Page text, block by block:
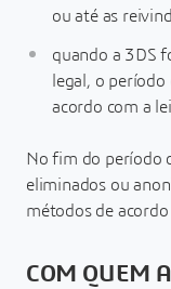
ou até as
quando a 3DS
legal, o
acordo com a
No fim do período
eliminados ou
métodos de
COM QUEM